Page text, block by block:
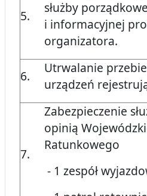
5.
służby
i informacyjnej
organizatora.
6.
Utrwalanie
urządzeń
7.
Zabezpieczenie
opinią
Ratunkowego
- 1 zespół